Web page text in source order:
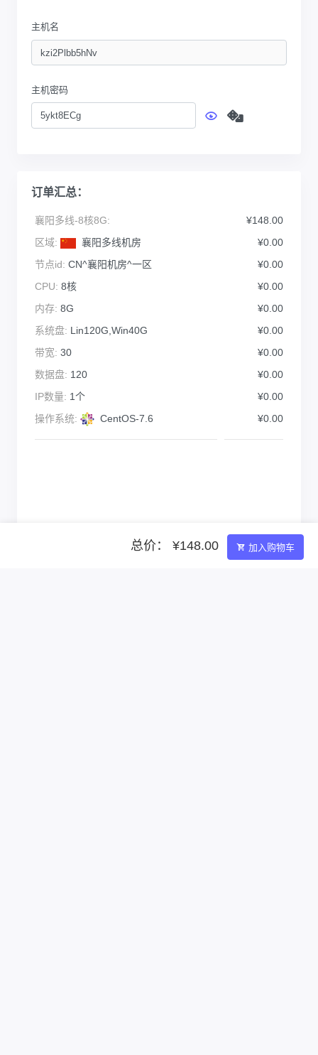
主机名
主机密码
订单汇总：
襄阳多线-8核8G:
¥148.00
区域:
襄阳多线机房
¥0.00
节点id: CN^襄阳机房^一区
¥0.00
CPU: 8核
¥0.00
内存: 8G
¥0.00
系统盘: Lin120G,Win40G
¥0.00
带宽: 30
¥0.00
数据盘: 120
¥0.00
IP数量: 1个
¥0.00
操作系统:
CentOS-7.6 ¥0.00
总价： ¥148.00 加入购物车